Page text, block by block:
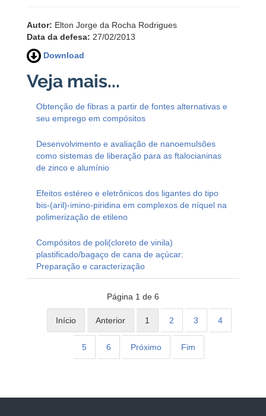
Autor: Elton Jorge da Rocha Rodrigues
Data da defesa: 27/02/2013
Download
Obtenção de fibras a partir de fontes alternativas e
seu emprego em compósitos
Desenvolvimento e avaliação de nanoemulsões
como sistemas de liberação para as ftalocianinas
de zinco e alumínio
Efeitos estéreo e eletrônicos dos ligantes do tipo
bis-(aril)-imino-piridina em complexos de níquel na
polimerização de etileno
Compósitos de poli(cloreto de vinila)
plastificado/bagaço de cana de açúcar:
Preparação e caracterização
Página 1 de 6
Início Anterior 1 2 3 4
5 6 Próximo Fim